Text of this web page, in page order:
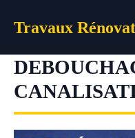
Travaux